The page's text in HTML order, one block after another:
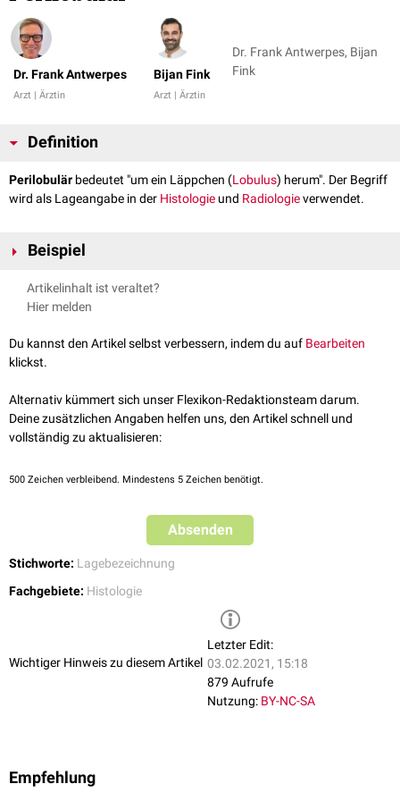
Dr. Frank Antwerpes
Arzt | Ärztin
Bijan Fink
Arzt | Ärztin
Dr. Frank Antwerpes, Bijan
Fink
Definition
Perilobulär bedeutet "um ein Läppchen (Lobulus) herum". Der Begriff
wird als Lageangabe in der Histologie und Radiologieverwendet.
Beispiel
perilobuläre Verteilung
Artikelinhalt ist veraltet?
Hier melden
Du kannst den Artikel selbst verbessern, indem du auf Bearbeiten
klickst.
Alternativ kümmert sich unser Flexikon-Redaktionsteam darum.
Deine zusätzlichen Angaben helfen uns, den Artikel schnell und
vollständig zu aktualisieren:
500 Zeichen verbleibend. Mindestens 5 Zeichen benötigt.
Absenden
Stichworte: Lagebezeichnung
Fachgebiete: Histologie
Wichtiger Hinweis zu diesem Artikel
Letzter Edit:
03.02.2021, 15:18
879 Aufrufe
Nutzung: BY-NC-SA
Empfehlung